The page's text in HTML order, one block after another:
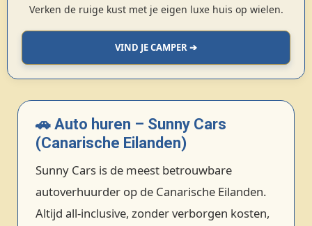
Verken de ruige kust met je eigen luxe huis op wielen.
VIND JE CAMPER ➔
🚗 Auto huren – Sunny Cars
(Canarische Eilanden)
Sunny Cars is de meest betrouwbare
autoverhuurder op de Canarische Eilanden.
Altijd all‑inclusive, zonder verborgen kosten,